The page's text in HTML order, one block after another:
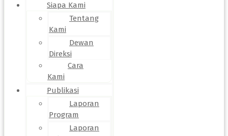
Siapa Kami
Tentang
Kami
Dewan
Direksi
Cara
Kami
Publikasi
Laporan
Program
Laporan